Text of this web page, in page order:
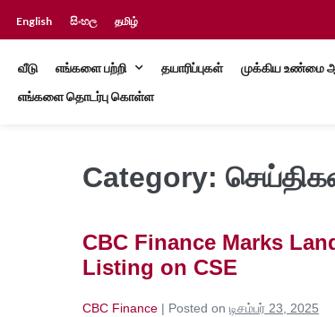
English සිංහල தமிழ்
வீடு எங்களை பற்றி தயாரிப்புகள்
முக்கிய
எங்களை தொடர்பு கொள்ள
Category:
CBC Finance Marks
Listing on CSE
CBC Finance | Posted on டிசம்பர் 23, 2025